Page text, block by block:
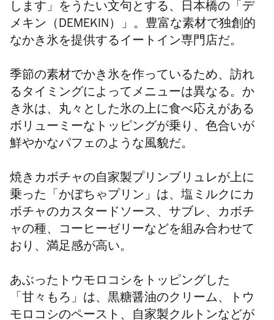
します」をうたい文句とする、日本橋の「デ
メキン（DEMEKIN）」。豊富な素材で独創的
なかき氷を提供するイートイン専門店だ。
季節の素材でかき氷を作っているため、訪れ
るタイミングによってメニューは異なる。か
き氷は、丸々とした氷の上に食べ応えがある
ボリューミーなトッピングが乗り、色合いが
鮮やかなパフェのような風貌だ。
焼きカボチャの自家製プリンブリュレが上に
乗った「かぼちゃプリン」は、塩ミルクにカ
ボチャのカスタードソース、サブレ、カボチ
ャの種、コーヒーゼリーなどを組み合わせて
おり、満足感が高い。
あぶったトウモロコシをトッピングした
「甘々もろ」は、黒糖醤油のクリーム、トウ
モロコシのペースト、自家製クルトンなどが